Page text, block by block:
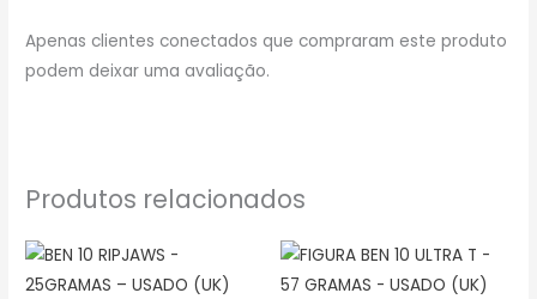
Apenas clientes conectados que compraram este produto
podem deixar uma avaliação.
Produtos relacionados